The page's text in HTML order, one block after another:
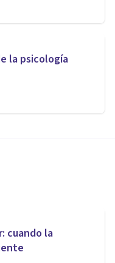
la psicología
cuando la